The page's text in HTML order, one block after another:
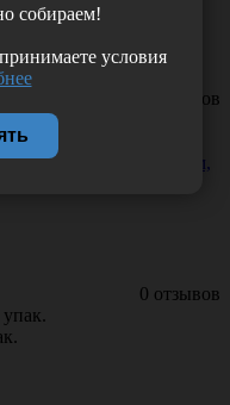
0 отзывов
СН/FR6, длина 40 см,
International
0 отзывов
собираем!
условия